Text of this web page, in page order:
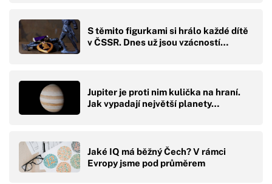
S těmito figurkami si hrálo každé dítě
v ČSSR. Dnes už jsou vzácností…
Jupiter je proti nim kulička na hraní.
Jak vypadají největší planety…
Jaké IQ má běžný Čech? V rámci
Evropy jsme pod průměrem